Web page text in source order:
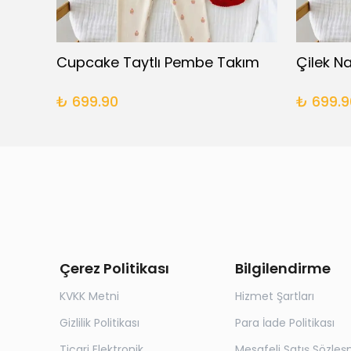
Cupcake Taytlı Pembe Takım
₺ 699.90
₺
Çerez Politikası
KVKK Metni
Gizlilik Politikası
Bilgilendirme
Hizmet Şartları
Para İade Politikası